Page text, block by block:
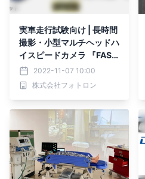
実車走行試験向け | 長時間
撮影・小型マルチヘッドハ
イスピードカメラ 『FAST
CAM MH6 type LT』202
2年12月初旬 新発売
2022-11-07 10:00
株式会社フォトロン